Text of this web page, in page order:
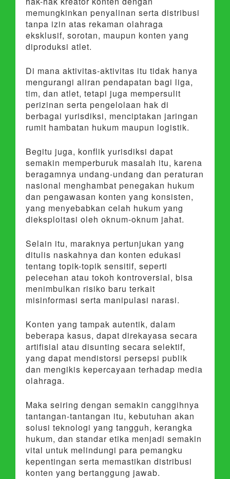
memungkinkan penyalinan serta distribusi
tanpa izin atas rekaman olahraga
eksklusif, sorotan, maupun konten yang
diproduksi atlet.
Di mana aktivitas-aktivitas itu tidak hanya
mengurangi aliran pendapatan bagi liga,
tim, dan atlet, tetapi juga mempersulit
perizinan serta pengelolaan hak di
berbagai yurisdiksi, menciptakan jaringan
rumit hambatan hukum maupun logistik.
Begitu juga, konflik yurisdiksi dapat
semakin memperburuk masalah itu, karena
beragamnya undang-undang dan peraturan
nasional menghambat penegakan hukum
dan pengawasan konten yang konsisten,
yang menyebabkan celah hukum yang
dieksploitasi oleh oknum-oknum jahat.
Selain itu, maraknya pertunjukan yang
ditulis naskahnya dan konten edukasi
tentang topik-topik sensitif, seperti
pelecehan atau tokoh kontroversial, bisa
menimbulkan risiko baru terkait
misinformasi serta manipulasi narasi.
Konten yang tampak autentik, dalam
beberapa kasus, dapat direkayasa secara
artifisial atau disunting secara selektif,
yang dapat mendistorsi persepsi publik
dan mengikis kepercayaan terhadap media
olahraga.
Maka seiring dengan semakin canggihnya
tantangan-tantangan itu, kebutuhan akan
solusi teknologi yang tangguh, kerangka
hukum, dan standar etika menjadi semakin
vital untuk melindungi para pemangku
kepentingan serta memastikan distribusi
konten yang bertanggung jawab.